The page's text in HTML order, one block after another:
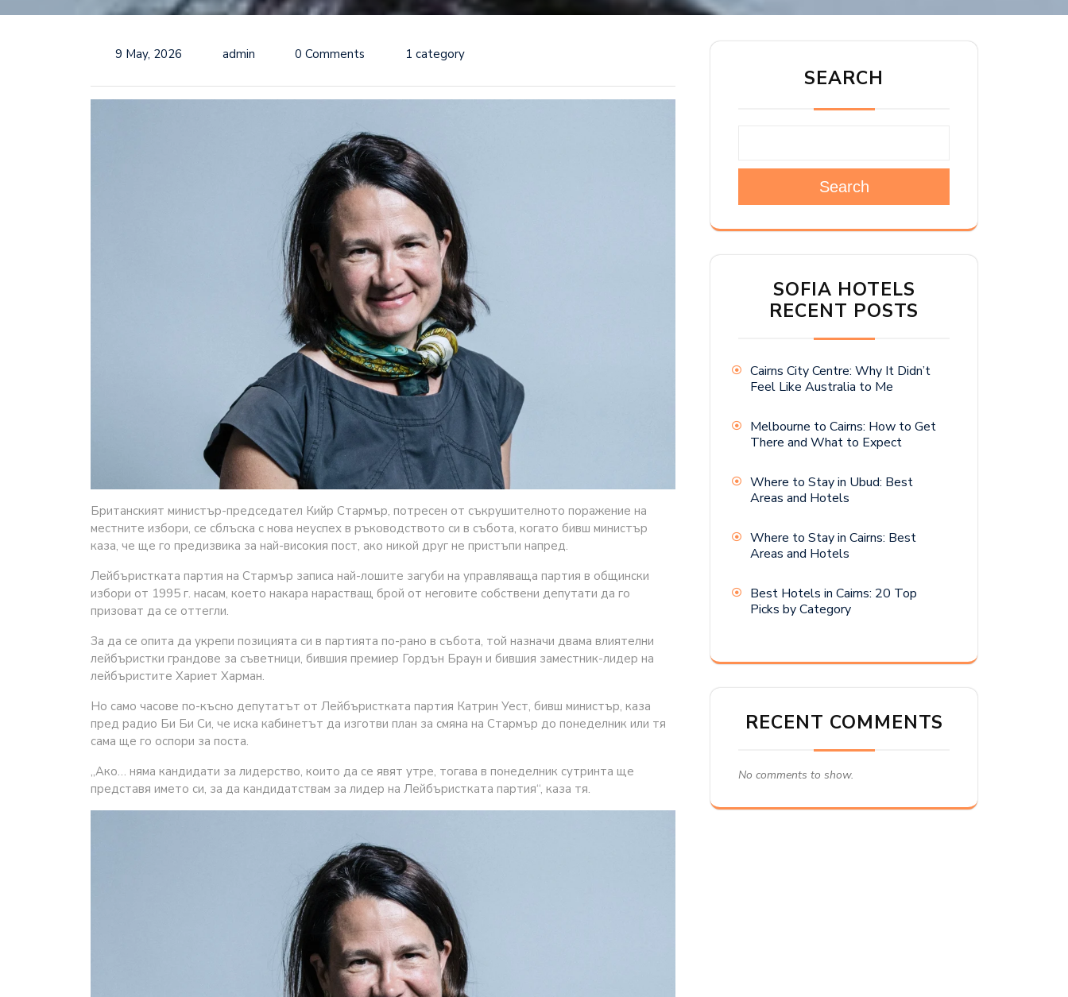
9 May, 2026 admin 0 Comments 1 category
Британският министър-председател Кийр Стармър, потресен от съкрушителното поражение на
местните избори, се сблъска с нова неуспех в ръководството си в събота, когато бивш министър
каза, че ще го предизвика за най-високия пост, ако никой друг не пристъпи напред.
Лейбъристката партия на Стармър записа най-лошите загуби на управляваща партия в общински
избори от 1995 г. насам, което накара нарастващ брой от неговите собствени депутати да го
призоват да се оттегли.
За да се опита да укрепи позицията си в партията по-рано в събота, той назначи двама влиятелни
лейбъристки грандове за съветници, бившия премиер Гордън Браун и бившия заместник-лидер на
лейбъристите Хариет Харман.
Но само часове по-късно депутатът от Лейбъристката партия Катрин Уест, бивш министър, каза
пред радио Би Би Си, че иска кабинетът да изготви план за смяна на Стармър до понеделник или тя
сама ще го оспори за поста.
„Ако… няма кандидати за лидерство, които да се явят утре, тогава в понеделник сутринта ще
представя името си, за да кандидатствам за лидер на Лейбъристката партия“, каза тя.
SEARCH
Search
SOFIA HOTELS
RECENT POSTS
Cairns City Centre: Why It Didn’t
Feel Like Australia to Me
Melbourne to Cairns: How to Get
There and What to Expect
Where to Stay in Ubud: Best
Areas and Hotels
Where to Stay in Cairns: Best
Areas and Hotels
Best Hotels in Cairns: 20 Top
Picks by Category
RECENT COMMENTS
No comments to show.